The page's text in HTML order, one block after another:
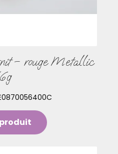
– rouge Metallic